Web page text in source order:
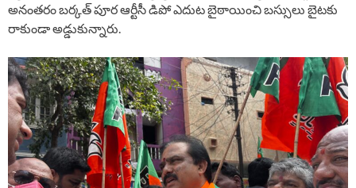
అనంతరం బర్కత్ పూర ఆర్టీసీ డిపో ఎదుట బైఠాయించి బస్సులు బైటకు
రాకుండా అడ్డుకున్నారు.